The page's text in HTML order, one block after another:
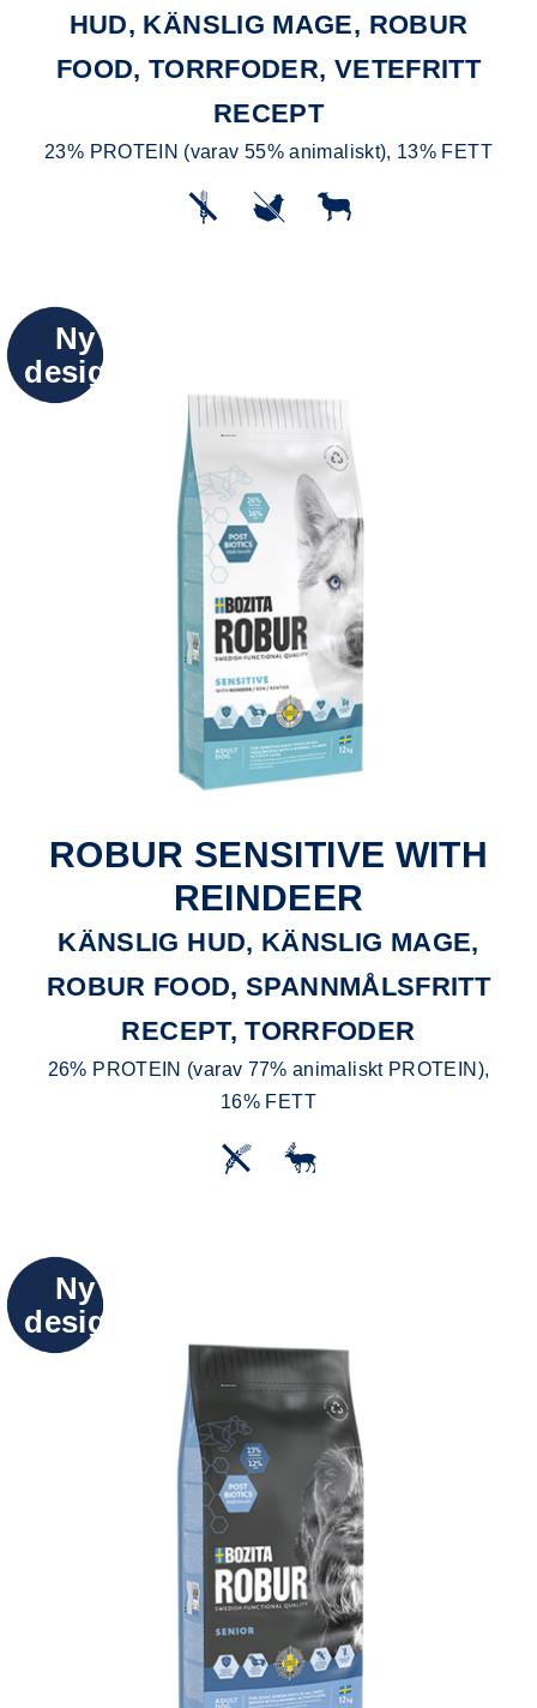
HUD, KÄNSLIG MAGE, ROBUR
FOOD, TORRFODER, VETEFRITT
RECEPT
23% PROTEIN (varav 55% animaliskt), 13% FETT
Ny
design
ROBUR SENSITIVE WITH
REINDEER
KÄNSLIG HUD, KÄNSLIG MAGE,
ROBUR FOOD, SPANNMÅLSFRITT
RECEPT, TORRFODER
26% PROTEIN (varav 77% animaliskt PROTEIN),
16% FETT
Ny
design